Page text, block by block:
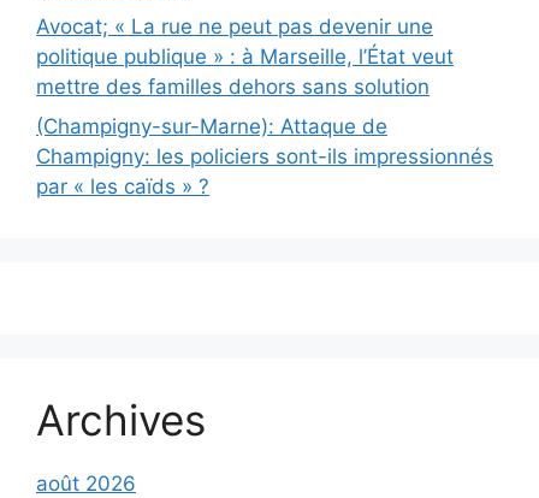
Avocat; « La rue ne peut pas devenir une
politique publique » : à Marseille, l’État veut
mettre des familles dehors sans solution
(Champigny-sur-Marne): Attaque de
Champigny: les policiers sont-ils impressionnés
par « les caïds » ?
Archives
août 2026